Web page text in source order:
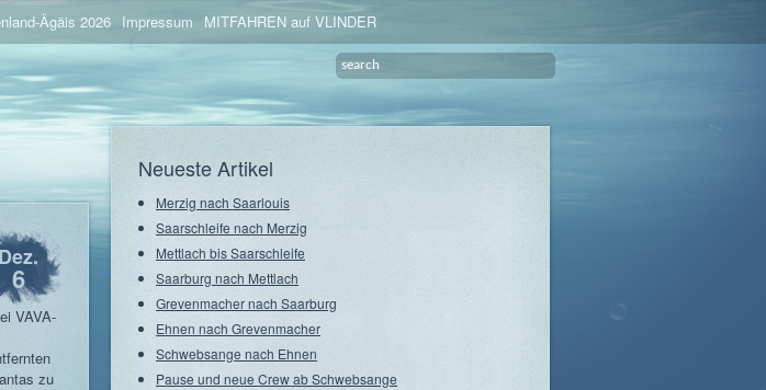
Ägäis 2026 Impressum MITFAHREN auf VLINDER
Dez.
6
VAVA-
zu
Neueste Artikel
Merzig nach Saarlouis
Saarschleife nach Merzig
Mettlach bis Saarschleife
Saarburg nach Mettlach
Grevenmacher nach Saarburg
Ehnen nach Grevenmacher
Schwebsange nach Ehnen
Pause und neue Crew ab Schwebsange